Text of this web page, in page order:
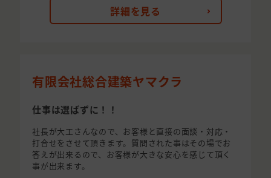
詳細を見る
有限会社総合建築ヤマクラ
仕事は選ばずに！！
社長が大工さんなので、お客様と直接の面談・対応・
打合せをさせて頂きます。質問された事はその場でお
答えが出来るので、お客様が大きな安心を感じて頂く
事が出来ます。